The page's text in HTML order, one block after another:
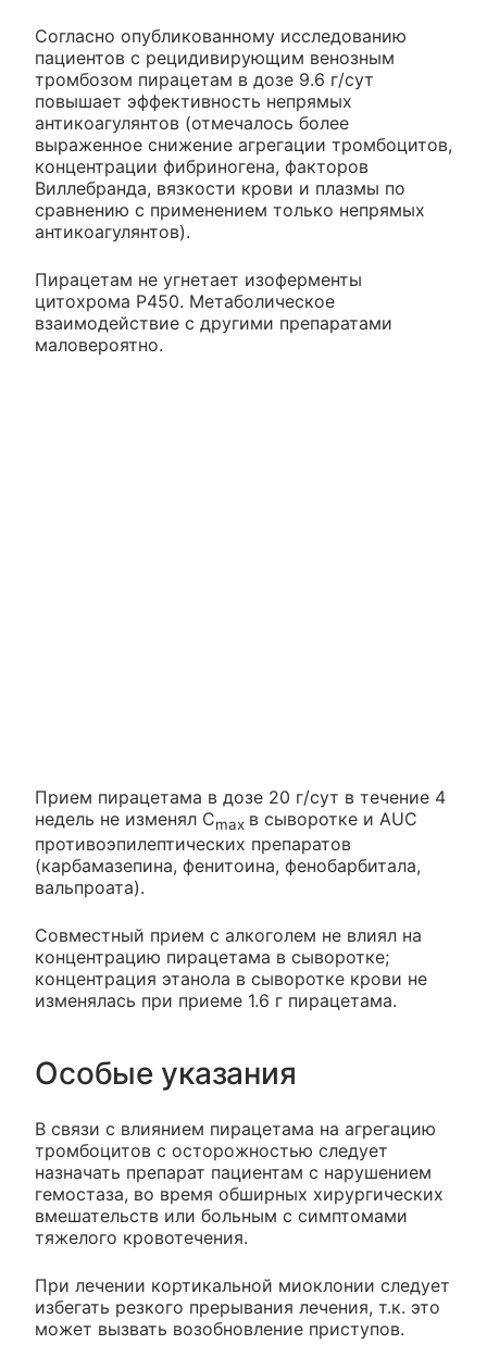
Согласно опубликованному исследованию
пациентов с рецидивирующим венозным
тромбозом пирацетам в дозе 9.6 г/сут
повышает эффективность непрямых
антикоагулянтов (отмечалось более
выраженное снижение агрегации тромбоцитов,
концентрации фибриногена, факторов
Виллебранда, вязкости крови и плазмы по
сравнению с применением только непрямых
антикоагулянтов).
Пирацетам не угнетает изоферменты
цитохрома Р450. Метаболическое
взаимодействие с другими препаратами
маловероятно.
Прием пирацетама в дозе 20 г/сут в течение 4
недель не изменял Cmax в сыворотке и AUC
противоэпилептических препаратов
(карбамазепина, фенитоина, фенобарбитала,
вальпроата).
Совместный прием с алкоголем не влиял на
концентрацию пирацетама в сыворотке;
концентрация этанола в сыворотке крови не
изменялась при приеме 1.6 г пирацетама.
Особые указания
В связи с влиянием пирацетама на агрегацию
тромбоцитов с осторожностью следует
назначать препарат пациентам с нарушением
гемостаза, во время обширных хирургических
вмешательств или больным с симптомами
тяжелого кровотечения.
При лечении кортикальной миоклонии следует
избегать резкого прерывания лечения, т.к. это
может вызвать возобновление приступов.